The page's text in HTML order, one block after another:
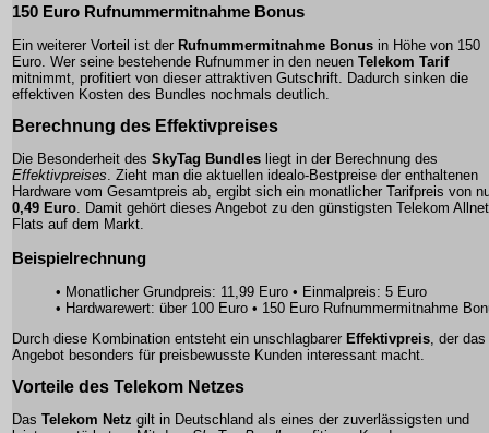
150 Euro Rufnummermitnahme Bonus
Ein weiterer Vorteil ist der Rufnummermitnahme Bonus in Höhe von 150
Euro. Wer seine bestehende Rufnummer in den neuen Telekom Tarif
mitnimmt, profitiert von dieser attraktiven Gutschrift. Dadurch sinken die
effektiven Kosten des Bundles nochmals deutlich.
Berechnung des Effektivpreises
Die Besonderheit des SkyTag Bundles liegt in der Berechnung des
Effektivpreises . Zieht man die aktuellen idealo-Bestpreise der enthaltenen
Hardware vom Gesamtpreis ab, ergibt sich ein monatlicher Tarifpreis von
0,49 Euro . Damit gehört dieses Angebot zu den günstigsten Telekom Allnet
Flats auf dem Markt.
Beispielrechnung
• Monatlicher Grundpreis: 11,99 Euro • Einmalpreis: 5 Euro
• Hardwarewert: über 100 Euro • 150 Euro Rufnummermitnahme
Durch diese Kombination entsteht ein unschlagbarer Effektivpreis, der das
Angebot besonders für preisbewusste Kunden interessant macht.
Vorteile des Telekom Netzes
Das Telekom Netz gilt in Deutschland als eines der zuverlässigsten und